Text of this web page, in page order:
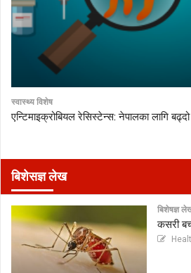
स्वास्थ्य विशेष
एन्टिमाइक्रोबियल रेसिस्टेन्स: नेपालका लागि
बिशेसज्ञ लेख
बिशेषज्ञ
कसरी